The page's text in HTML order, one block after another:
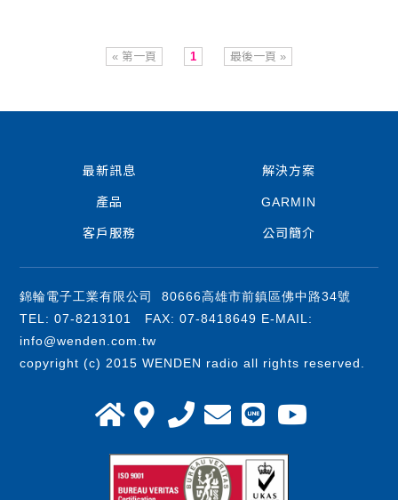
« 第一頁 1 最後一頁 »
最新訊息 解決方案
產品 GARMIN
客戶服務 公司簡介
錦輪電子工業有限公司 80666高雄市前鎮區佛中路34號
TEL: 07-8213101 FAX: 07-8418649 E-MAIL:
info@wenden.com.tw
copyright (c) 2015 WENDEN radio all rights reserved.